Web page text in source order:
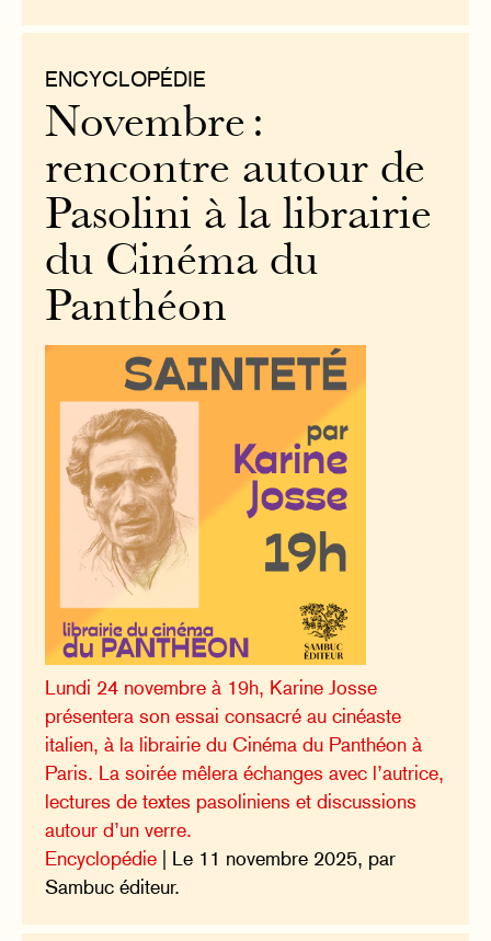
ENCYCLOPÉDIE
Novembre :
rencontre autour de
Pasolini à la librairie
du Cinéma du
Panthéon
Lundi 24 novembre à 19h, Karine Josse
présentera son essai consacré au cinéaste
italien, à la librairie du Cinéma du Panthéon à
Paris. La soirée mêlera échanges avec l’autrice,
lectures de textes pasoliniens et discussions
autour d’un verre.
Encyclopédie | Le 11 novembre 2025, par
Sambuc éditeur.